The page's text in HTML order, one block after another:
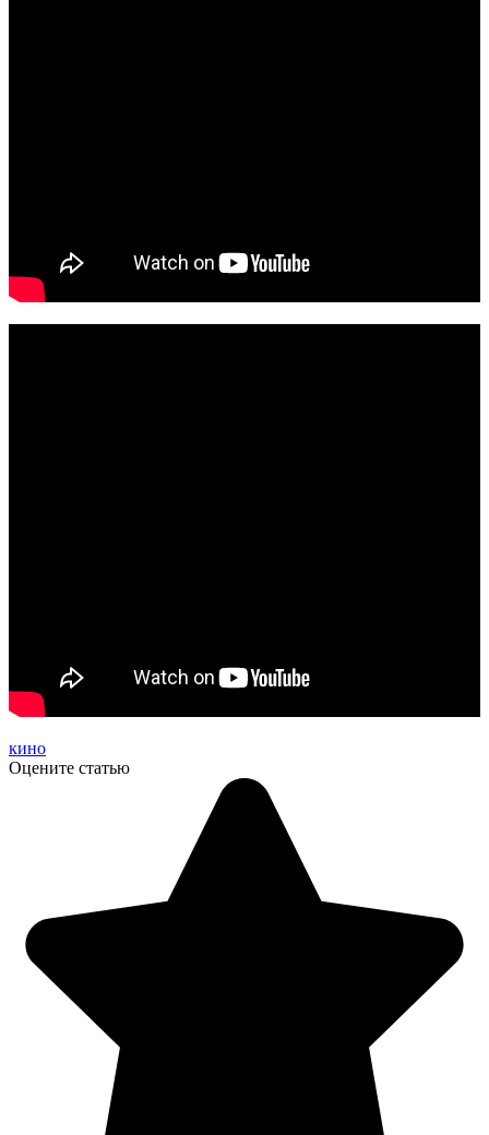
кино
Оцените статью